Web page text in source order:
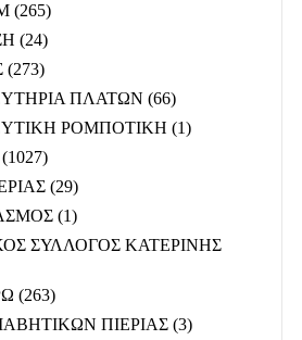
(265)
(24)
(273)
ΠΛΑΤΩΝ (66)
ΡΟΜΠΟΤΙΚΗ (1)
(1027)
(29)
(1)
ΣΥΛΛΟΓΟΣ ΚΑΤΕΡΙΝΗΣ
(263)
ΠΙΕΡΙΑΣ (3)